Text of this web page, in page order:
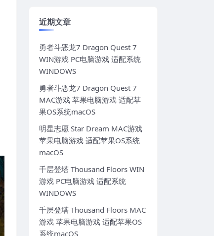
近期文章
勇者斗恶龙7 Dragon Quest 7
WIN游戏 PC电脑游戏 适配系统
WINDOWS
勇者斗恶龙7 Dragon Quest 7
MAC游戏 苹果电脑游戏 适配苹
果OS系统macOS
明星志愿 Star Dream MAC游戏
苹果电脑游戏 适配苹果OS系统
macOS
千层登塔 Thousand Floors WIN
游戏 PC电脑游戏 适配系统
WINDOWS
千层登塔 Thousand Floors MAC
游戏 苹果电脑游戏 适配苹果OS
系统macOS